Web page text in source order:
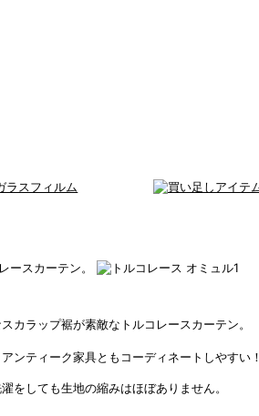
スカーテン。
カラップ裾が素敵なトルコレースカーテン。
ンティーク家具ともコーディネートしやすい！
をしても生地の縮みはほぼありません。